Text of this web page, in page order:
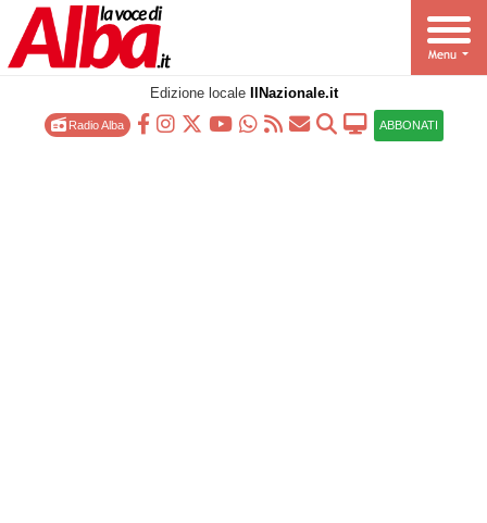
Edizione locale IlNazionale.it
Radio Alba ABBONATI